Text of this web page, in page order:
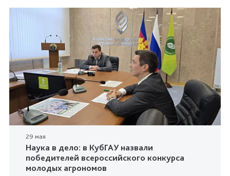
29 мая
Наука в дело: в КубГАУ назвали
победителей всероссийского конкурса
молодых агрономов